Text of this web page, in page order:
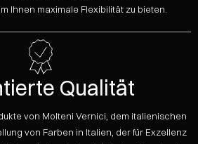
Ihnen maximale Flexibilität zu bieten.
Qualität
von Molteni Vernici, dem italienischen
von Farben in Italien, der für Exzellenz